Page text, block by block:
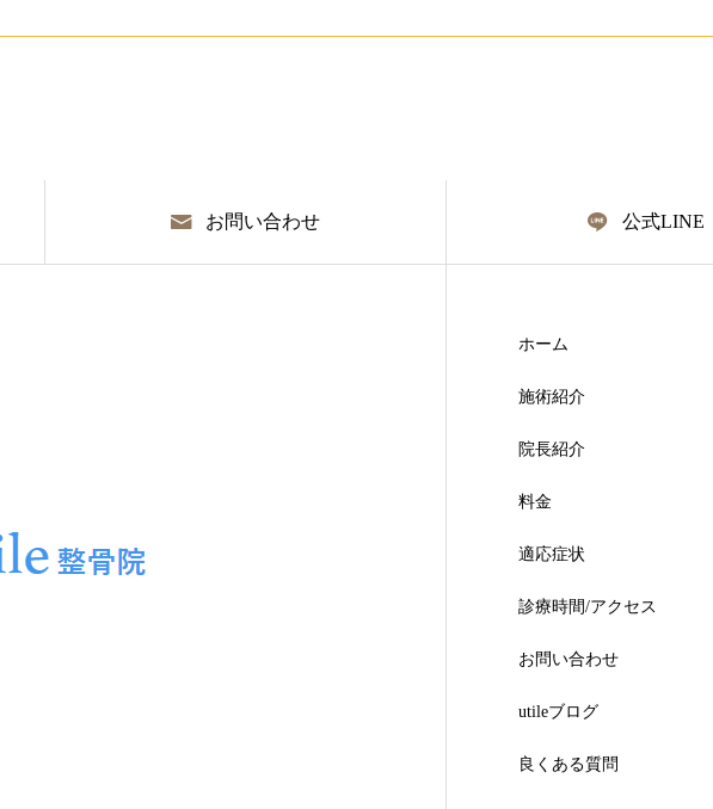
お問い合わせ 公式LINE
ホーム
施術紹介
院長紹介
料金
適応症状
診療時間/アクセス
お問い合わせ
utileブログ
良くある質問